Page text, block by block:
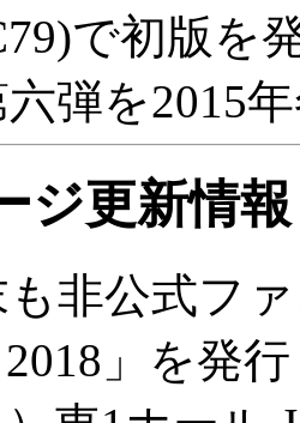
で初版を
弾を2015
ジ更新情報
も非公式フ
2018」を発